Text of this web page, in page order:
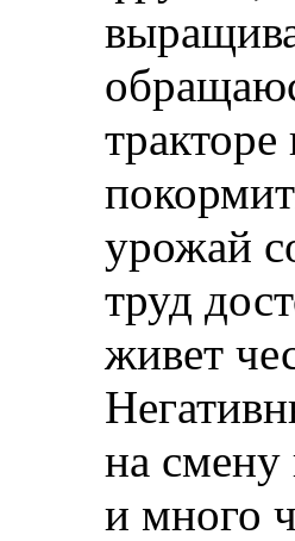
урожай
труд
живет
на смену
и много